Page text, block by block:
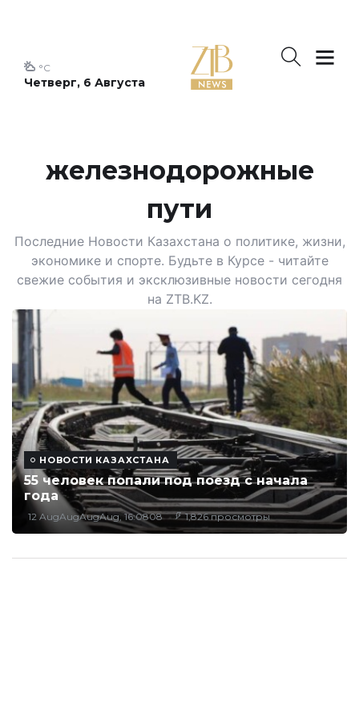
Четверг, 6 Августа
°C
железнодорожные
пути
Последние Новости Казахстана о политике, жизни,
экономике и спорте. Будьте в Курсе - читайте
свежие события и эксклюзивные новости сегодня
на ZTB.KZ.
НОВОСТИ КАЗАХСТАНА
55 человек попали под поезд с начала
года
12 AugAugAugAug, 16:0808 1,826 просмотры